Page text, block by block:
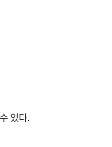
있다.